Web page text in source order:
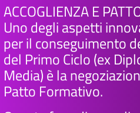
ACCOGLIENZA E
Uno degli aspetti
per il conseguimento
del Primo Ciclo (ex
Media) è la
Patto Formativo.